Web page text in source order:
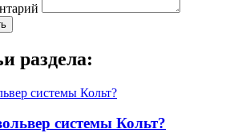
раздела:
системы Кольт?